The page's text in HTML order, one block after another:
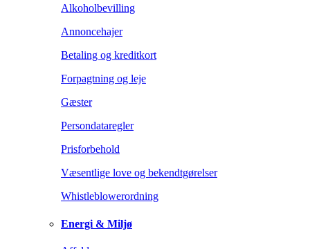
Alkoholbevilling
Annoncehajer
Betaling og kreditkort
Forpagtning og leje
Gæster
Persondataregler
Prisforbehold
Væsentlige love og bekendtgørelser
Whistleblowerordning
Energi & Miljø